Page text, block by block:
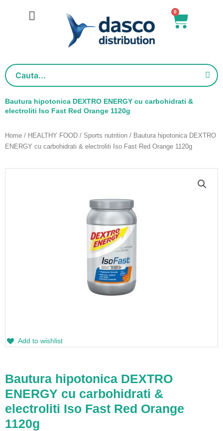
0
Basket
Bautura hipotonica DEXTRO ENERGY cu carbohidrati &
electroliti Iso Fast Red Orange 1120g
Home / HEALTHY FOOD / Sports nutrition / Bautura hipotonica DEXTRO
ENERGY cu carbohidrati & electroliti Iso Fast Red Orange 1120g
Add to wishlist
Bautura hipotonica DEXTRO
ENERGY cu carbohidrati &
electroliti Iso Fast Red Orange
1120g